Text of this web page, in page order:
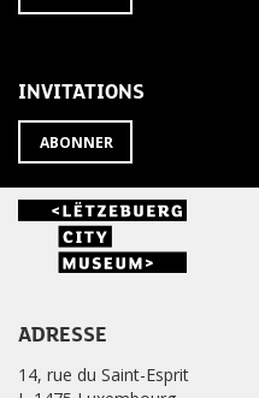
À
INVITATIONS
ABONNER
ADRESSE
14, rue du Saint-Esprit